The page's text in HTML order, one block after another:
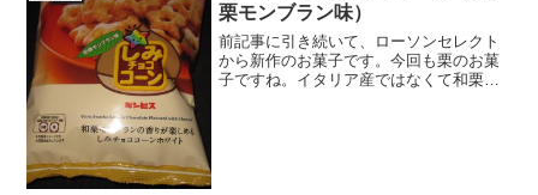
栗モンブラン味）
前記事に引き続いて、ローソンセレクト
から新作のお菓子です。今回も栗のお菓
子ですね。イタリア産ではなくて和栗ら